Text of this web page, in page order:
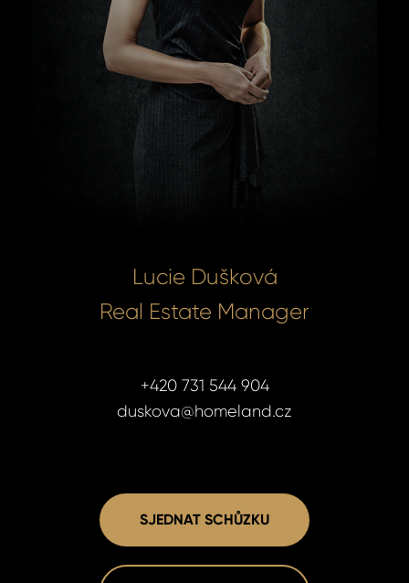
Lucie Dušková
Real Estate Manager
+420 731 544 904
duskova@homeland.cz
SJEDNAT SCHŮZKU